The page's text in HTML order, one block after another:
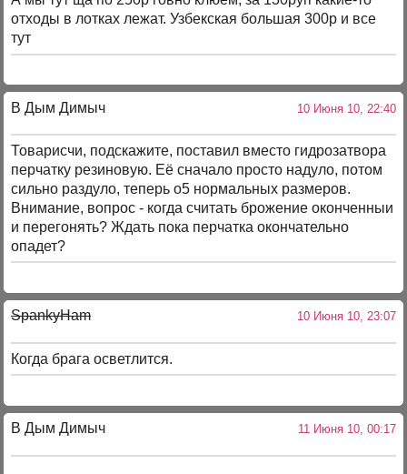
отходы в лотках лежат. Узбекская большая 300р и все
тут
В Дым Димыч 10 Июня 10, 22:40
Товарисчи, подскажите, поставил вместо гидрозатвора
перчатку резиновую. Её сначало просто надуло, потом
сильно раздуло, теперь о5 нормальных размеров.
Внимание, вопрос - когда считать брожение оконченныи
и перегонять? Ждать пока перчатка окончательно
опадет?
SpankyHam 10 Июня 10, 23:07
Когда брага осветлится.
В Дым Димыч 11 Июня 10, 00:17